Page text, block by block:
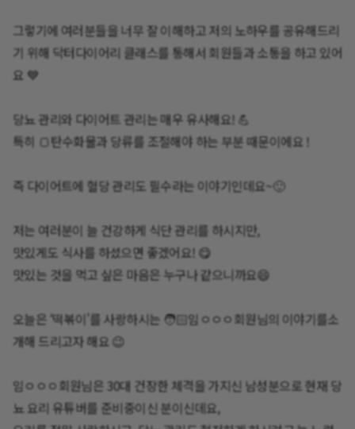
그렇기에 여러분들을 너무 잘 이해하고 저의 노하우를 공유해드리
기 위해 닥터다이어리 클래스를 통해서 회원들과 소통을 하고 있어
요 💙
당뇨 관리와 다이어트 관리는 매우 유사해요! 💪
특히 🍞탄수화물과 당류를 조절해야 하는 부분 때문이에요 !
즉 다이어트에 혈당 관리도 필수라는 이야기인데요~🙂
저는 여러분이 늘 건강하게 식단 관리를 하시지만,
맛있게도 식사를 하셨으면 좋겠어요! 😋
맛있는 것을 먹고 싶은 마음은 누구나 같으니까요😄
오늘은 ‘떡볶이’를 사랑하시는 🧑🏻임ㅇㅇㅇ회원님의 이야기를소
개해 드리고자 해요 😉
임ㅇㅇㅇ회원님은 30대 건장한 체격을 가지신 남성분으로 현재 당
뇨 요리 유튜버를 준비중이신 분이신데요,